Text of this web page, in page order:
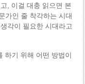
, 이걸 대충 읽으면 본
가인 줄 착각하는 시대
각이 필요한 시대라고
하기 위해 어떤 방법이